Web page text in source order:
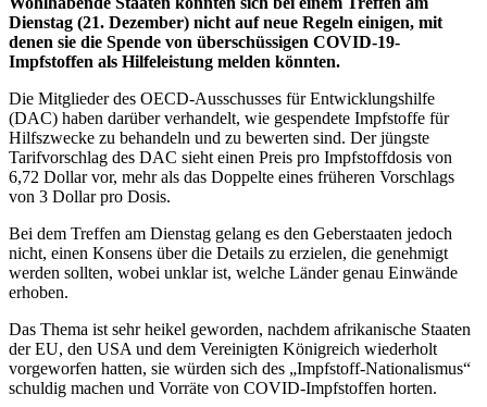
Dienstag (21. Dezember) nicht auf neue Regeln einigen, mit
denen sie die Spende von überschüssigen COVID-19-
Impfstoffen als Hilfeleistung melden könnten.
Die Mitglieder des OECD-Ausschusses für Entwicklungshilfe
(DAC) haben darüber verhandelt, wie gespendete Impfstoffe für
Hilfszwecke zu behandeln und zu bewerten sind. Der jüngste
Tarifvorschlag des DAC sieht einen Preis pro Impfstoffdosis von
6,72 Dollar vor, mehr als das Doppelte eines früheren Vorschlags
von 3 Dollar pro Dosis.
Bei dem Treffen am Dienstag gelang es den Geberstaaten jedoch
nicht, einen Konsens über die Details zu erzielen, die genehmigt
werden sollten, wobei unklar ist, welche Länder genau Einwände
erhoben.
Das Thema ist sehr heikel geworden, nachdem afrikanische Staaten
der EU, den USA und dem Vereinigten Königreich wiederholt
vorgeworfen hatten, sie würden sich des „Impfstoff-Nationalismus“
schuldig machen und Vorräte von COVID-Impfstoffen horten.